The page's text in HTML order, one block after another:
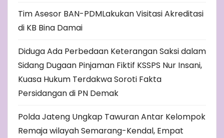
Tim Asesor BAN-PDMLakukan Visitasi Akreditasi
di KB Bina Damai
Diduga Ada Perbedaan Keterangan Saksi dalam
Sidang Dugaan Pinjaman Fiktif KSSPS Nur Insani,
Kuasa Hukum Terdakwa Soroti Fakta
Persidangan di PN Demak
Polda Jateng Ungkap Tawuran Antar Kelompok
Remaja wilayah Semarang-Kendal, Empat